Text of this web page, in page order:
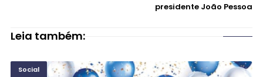
presidente João Pessoa
Leia também:
Social